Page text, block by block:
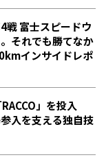
戦 富士スピードウ
それでも勝てなか
インサイドレポ
RACCO」を投入
入を支える独自技